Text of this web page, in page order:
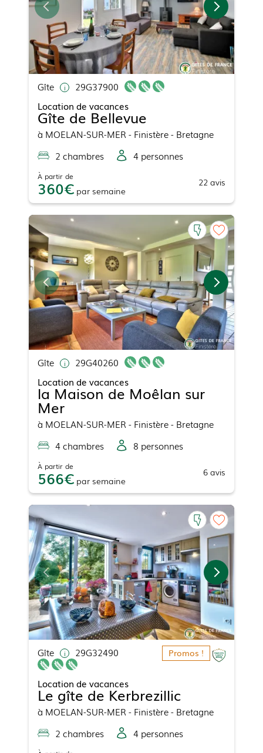
Gîte
29G37900
Location de vacances
Gîte de Bellevue
à MOELAN-SUR-MER - Finistère - Bretagne
2 chambres 4 personnes
À partir de
360 par semaine
22 avis
Gîte
29G40260
Location de vacances
la Maison de Moêlan sur
Mer
à MOELAN-SUR-MER - Finistère - Bretagne
4chambres 8 personnes
À partir de
566 par semaine
6 avis
Gîte 29G32490 Promos !
Location de vacances
Le gîte de Kerbrezillic
à MOELAN-SUR-MER - Finistère - Bretagne
2 chambres 4 personnes